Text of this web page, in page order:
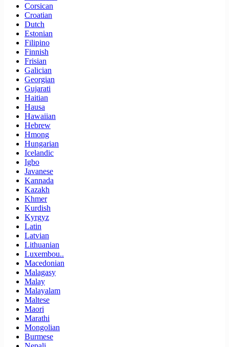
Corsican
Croatian
Dutch
Estonian
Filipino
Finnish
Frisian
Galician
Georgian
Gujarati
Haitian
Hausa
Hawaiian
Hebrew
Hmong
Hungarian
Icelandic
Igbo
Javanese
Kannada
Kazakh
Khmer
Kurdish
Kyrgyz
Latin
Latvian
Lithuanian
Luxembou..
Macedonian
Malagasy
Malay
Malayalam
Maltese
Maori
Marathi
Mongolian
Burmese